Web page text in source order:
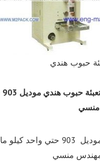
حبوب هندي
منسي
موديل 903 حتي واحد كيلو
منسي